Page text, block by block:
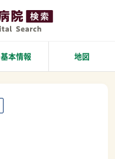
基本情報 地図